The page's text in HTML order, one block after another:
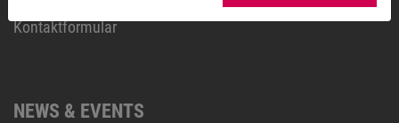
Kontaktformular
NEWS & EVENTS